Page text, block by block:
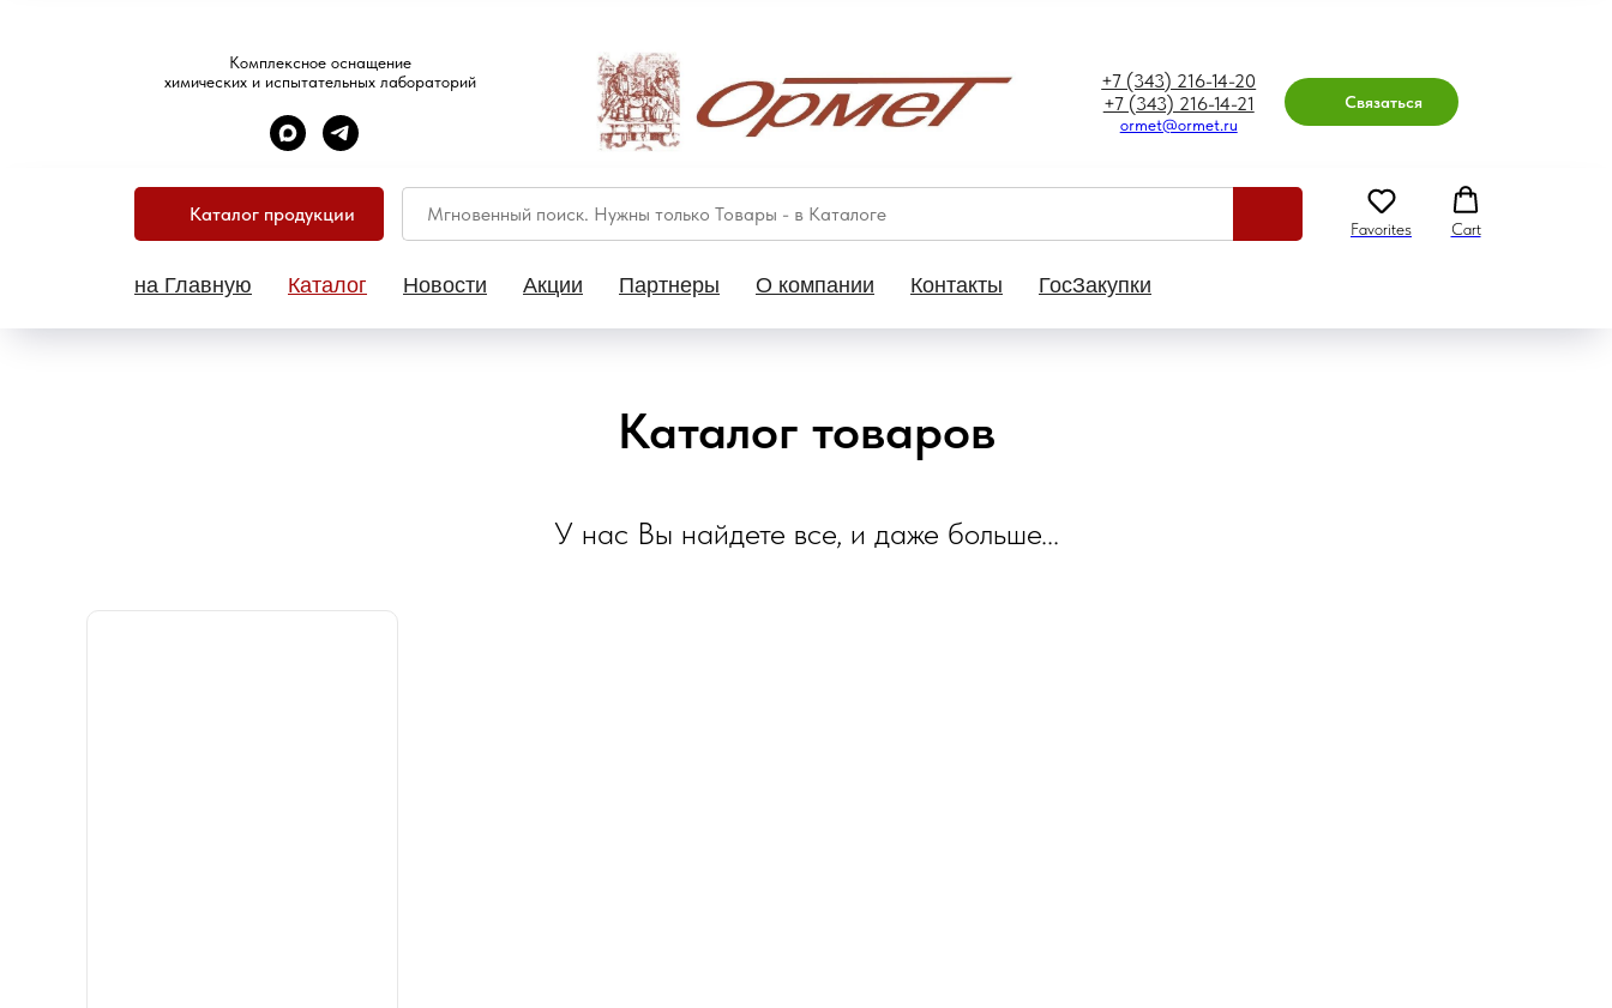
Комплексное оснащение
химических и испытательных лабораторий
+7 (343) 216-14-20
+7 (343) 216-14-21
ormet@ormet.ru
Связаться
Каталог продукции
Favorites Cart
на Главную Каталог Новости Акции Партнеры О компании Контакты ГосЗакупки
Каталог товаров
У нас Вы найдете все, и даже больше...